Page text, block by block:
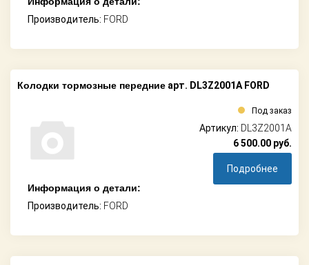
Производитель: FORD
Колодки тормозные передние арт. DL3Z2001A FORD
Информация о детали:
Производитель: FORD
Под заказ
Артикул: DL3Z2001A
6 500.00 руб.
Подробнее